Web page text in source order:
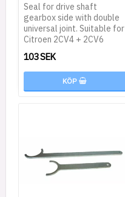
Seal for drive shaft
gearbox side with double
universal joint. Suitable for
Citroen 2CV4 + 2CV6
103 SEK
KÖP